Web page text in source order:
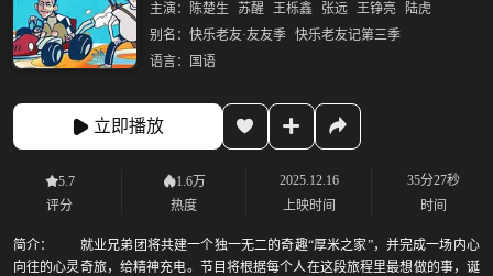
主演：
陈楚生 苏醒 王栎鑫 张远 王铮亮
陆虎
别名： 快乐老友·友友季 快乐老友记第三季
语言：
国语
立即播放
5.7
评分
1.6万
热度
2025.12.16
上映时间
35分27秒
时间
简介：
就业兄弟团将共建一个独一无二的奇趣“厚米之家”，并完成一场内心
向往的心灵奇旅，给精神充电。节目将根据每个人在这段旅程里最想做的事，诞